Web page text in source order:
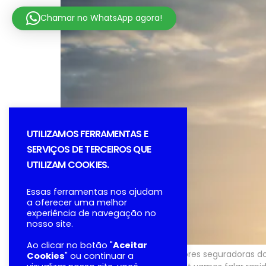
A Sul América é uma das maiores seguradoras
UTILIZAMOS FERRAMENTAS E
SERVIÇOS DE TERCEIROS QUE
UTILIZAM COOKIES.
Essas ferramentas nos ajudam
a oferecer uma melhor
experiência de navegação no
nosso site.
Ao clicar no botão "Aceitar
Cookies" ou continuar a
Chamar no WhatsApp agora!